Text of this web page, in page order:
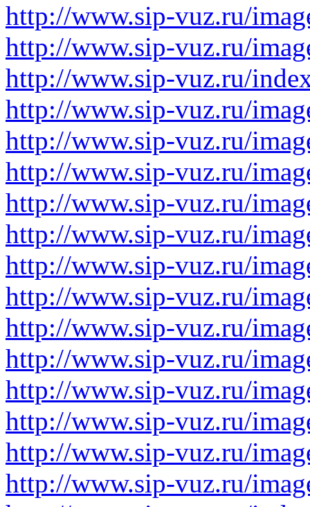
http://www.sip-vuz.ru/
http://www.sip-vuz.ru/
http://www.sip-vuz.ru/
http://www.sip-vuz.ru/
http://www.sip-vuz.ru/
http://www.sip-vuz.ru/
http://www.sip-vuz.ru/
http://www.sip-vuz.ru/
http://www.sip-vuz.ru/
http://www.sip-vuz.ru/
http://www.sip-vuz.ru/
http://www.sip-vuz.ru/
http://www.sip-vuz.ru/
http://www.sip-vuz.ru/
http://www.sip-vuz.ru/
http://www.sip-vuz.ru/